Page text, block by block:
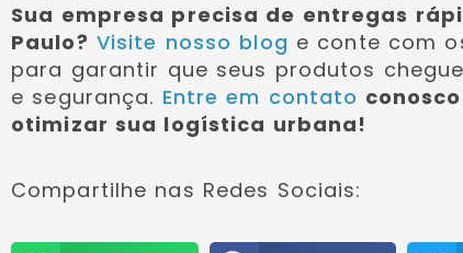
Sua empresa precisa de entregas
Paulo? Visite nosso blog e conte com
para garantir que seus produtos
e segurança. Entre em contato
otimizar sua logística urbana!
Compartilhe nas Redes Sociais: